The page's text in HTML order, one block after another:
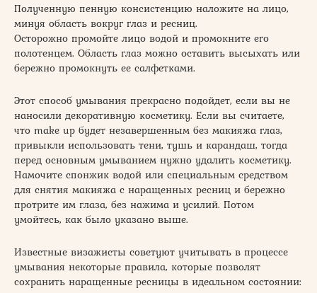
Полученную пенную консистенцию наложите на лицо,
минуя область вокруг глаз и ресниц.
Осторожно промойте лицо водой и промокните его
полотенцем. Область глаз можно оставить высыхать или
бережно промокнуть ее салфетками.
Этот способ умывания прекрасно подойдет, если вы не
наносили декоративную косметику. Если вы считаете,
что make up будет незавершенным без макияжа глаз,
привыкли использовать тени, тушь и карандаш, тогда
перед основным умыванием нужно удалить косметику.
Намочите спонжик водой или специальным средством
для снятия макияжа с наращенных ресниц и бережно
протрите им глаза, без нажима и усилий. Потом
умойтесь, как было указано выше.
Известные визажисты советуют учитывать в процессе
умывания некоторые правила, которые позволят
сохранить наращенные ресницы в идеальном состоянии: